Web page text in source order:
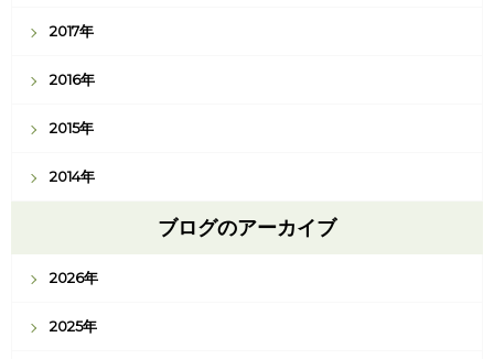
2017年
2016年
2015年
2014年
ブログのアーカイブ
2026年
2025年